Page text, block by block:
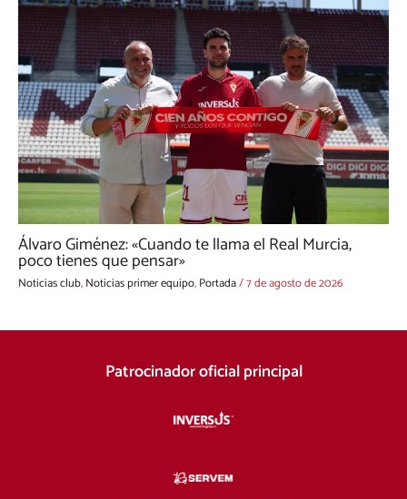
Álvaro Giménez: «Cuando te llama el Real Murcia,
poco tienes que pensar»
Noticias club,Noticias primer equipo,Portada/7 de agosto de 2026
Patrocinador oficial principal